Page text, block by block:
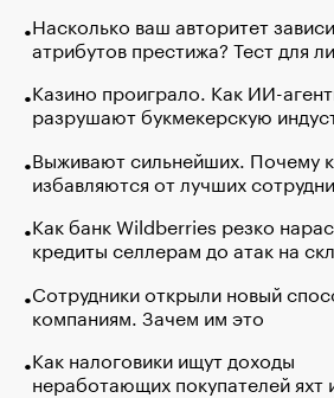
Насколько ваш авторитет
атрибутов престижа? Тест для
Казино проиграло. Как ИИ-
разрушают букмекерскую
Выживают сильнейших. Почему
избавляются от лучших
Как банк Wildberries резко
кредиты селлерам до атак на
Сотрудники открыли новый
компаниям. Зачем им это
Как налоговики ищут доходы
неработающих покупателей яхт